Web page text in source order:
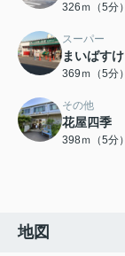
326ｍ（5分）
スーパー
まいばす
369ｍ（5分）
その他
花屋四季
398ｍ（5分）
地図